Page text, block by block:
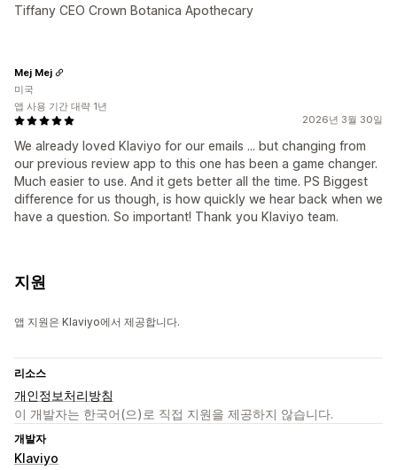
Tiffany CEO Crown Botanica Apothecary
2026년 3월 30일
We already loved Klaviyo for our emails ... but changing from
our previous review app to this one has been a game changer.
Much easier to use. And it gets better all the time. PS Biggest
difference for us though, is how quickly we hear back when we
have a question. So important! Thank you Klaviyo team.
Mej Mej
미국
앱 사용 기간 대략 1년
지원
앱 지원은 Klaviyo에서 제공합니다.
리소스
개인정보처리방침
이 개발자는 한국어(으)로 직접 지원을 제공하지 않습니다.
개발자
Klaviyo